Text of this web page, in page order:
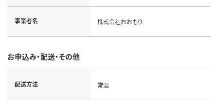
事業者名 株式会社おおもり
お申込み・配送・その他
配送方法 常温